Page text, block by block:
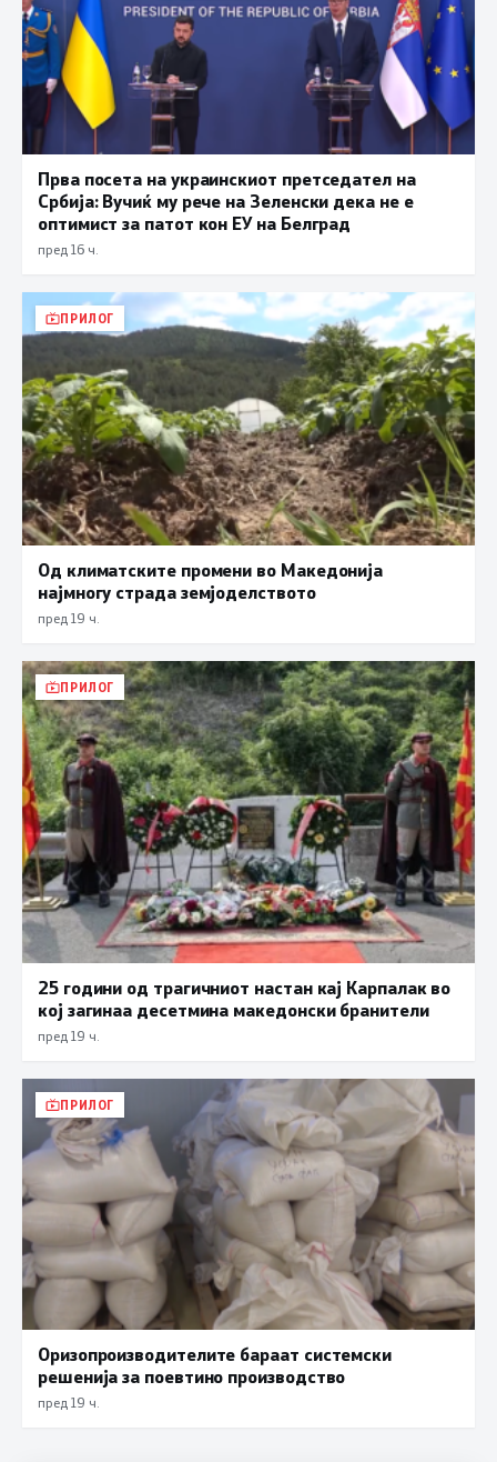
Прва посета на украинскиот претседател на
Србија: Вучиќ му рече на Зеленски дека не е
оптимист за патот кон ЕУ на Белград
пред 16 ч.
ПРИЛОГ
Од климатските промени во Македонија
најмногу страда земјоделството
пред 19 ч.
ПРИЛОГ
25 години од трагичниот настан кај Карпалак во
кој загинаа десетмина македонски бранители
пред 19 ч.
ПРИЛОГ
Оризопроизводителите бараат системски
решенија за поевтино производство
пред 19 ч.